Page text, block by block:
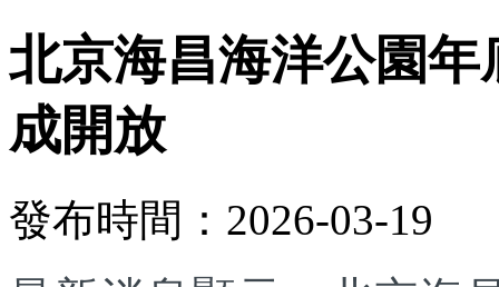
北京海昌海洋公園年
成開放
發布時間：2026-03-19